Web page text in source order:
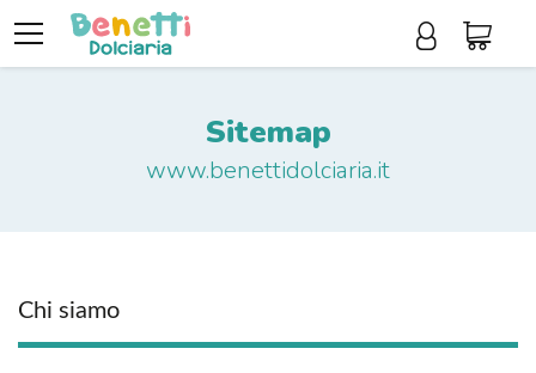
Sitemap
www.benettidolciaria.it
Chi siamo